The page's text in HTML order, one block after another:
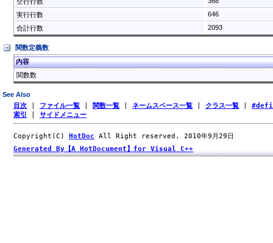
実行行数
646
合計行数
2093
関数定義数
内容
関数数
See Also
目次 ファイル一覧 関数一覧 ネームスペース一覧 クラス一覧
索引
サイドメニュー
Copyright(C) HotDoc All Right reserved. 2010年9月29日
Generated By【A HotDocument】for Visual C++